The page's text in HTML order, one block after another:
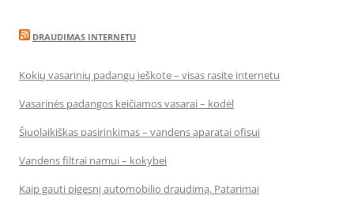
DRAUDIMAS INTERNETU
Kokių vasarinių padangų ieškote – visas rasite internetu
Vasarinės padangos keičiamos vasarai – kodėl
Šiuolaikiškas pasirinkimas – vandens aparatai ofisui
Vandens filtrai namui – kokybei
Kaip gauti pigesnį automobilio draudimą. Patarimai